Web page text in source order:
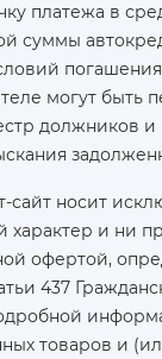
платежа в
суммы
погашения
могут быть
должников и
носит
и ни
офертой,
437
товаров и